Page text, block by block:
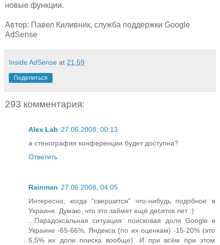
новые функции.
Автор: Павел Киливник, служба поддержки Google
AdSense
Inside AdSense at 21:59
Поделиться
293 комментария:
Alex Lab 27.06.2008, 00:13
а стенография конференции будет доступна?
Ответить
Rainman 27.06.2008, 04:05
Интересно, когда "свершится" что-нибудь подобное в
Украине. Думаю, что это займет ещё десяток лет :)
...Парадоксальная ситуация: поисковая доля Google в
Украине -65-66%, Яндекса (по их оценкам) -15-20% (это
6,5% их доли поиска вообще). И при всём при этом